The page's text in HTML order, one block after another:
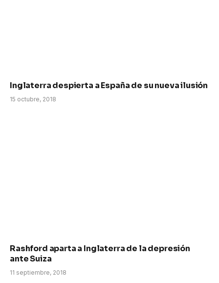
Inglaterra despierta a España de su nueva ilusión
15 octubre, 2018
Rashford aparta a Inglaterra de la depresión
ante Suiza
11 septiembre, 2018